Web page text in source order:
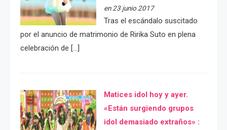
en 23 junio 2017
Tras el escándalo suscitado
por el anuncio de matrimonio de Ririka Suto en plena
celebración de […]
Matices idol hoy y ayer.
«Están surgiendo grupos
idol demasiado extraños» :